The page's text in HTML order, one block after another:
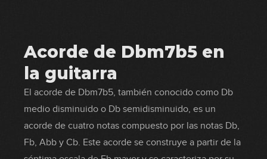
Acorde de Dbm7b5 en
la guitarra
El acorde de Dbm7b5, también conocido como Db
medio disminuido o Db semidisminuido, es un
acorde de cuatro notas compuesto por las notas Db,
Fb, Abb y Cb. Este acorde se construye a partir de la